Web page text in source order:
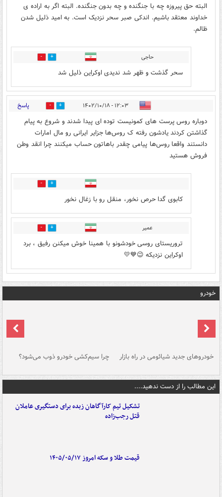
البته حق پیروزه چه با جنگنده و چه بدون جنگنده. البته اگر به اراده ی
خداوند معتقد باشیم. اندکی صبر سحر نزدیک است. به امید ذلیل شدن
ظالم.
حاجی 4
سحر گذشت و ظهر شد ندیدی اوکراین ذلیل شد
۱۲:۰۳ - ۱۴۰۲/۱۰/۱۸ 7 پاسخ
دوباره روس پرست های کمونیست توده ای پیدا شدند و شروع به پیام
گذاشتن کردند یادشون رفته ک روس‌ها جزایر ایرانی رو مال امارات
دانستند واقعا روس‌ها پیامی چقدر باهاتون حساب میکنند چرا انقد وطن
فروش هستید
3
کابوی گدا حرص نخور، منقل رو با زغال نخور
عمیر 8
تروریستای روسی خودشونو با همینا خوش میکنن رفیق ، برد
اوکراین نزدیکه 😉💙💛
خودرو
خودروهای جدید شیائومی در راه بازار چرا سیم‌کشی خودرو ذوب می‌شود؟
این مطالب را از دست ندهید....
تشکیل تیم کارآگاهان زبده برای دستگیری عاملان
قتل رجب‌زاده
قیمت طلا و سکه امروز ۱۴۰۵/۰۵/۱۷